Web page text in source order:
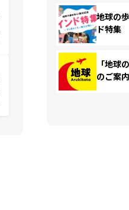
地球の
ド特集
「地球
のご案内